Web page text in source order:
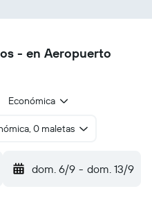
- en Aeropuerto
Económica
0 maletas
dom. 6/9 - dom. 13/9